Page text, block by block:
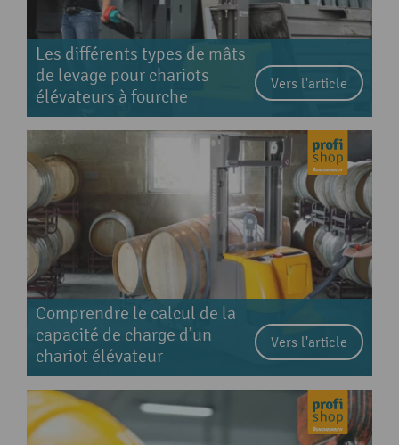
Les différents types de mâts
de levage pour chariots
élévateurs à fourche
Vers l'article
Comprendre le calcul de la
capacité de charge d’un
chariot élévateur
Vers l'article